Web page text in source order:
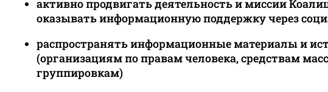
активно продвигать деятельность и миссии
оказывать информационную поддержку через
распространять информационные материалы и
(организациям по правам человека, средствам
группировкам)